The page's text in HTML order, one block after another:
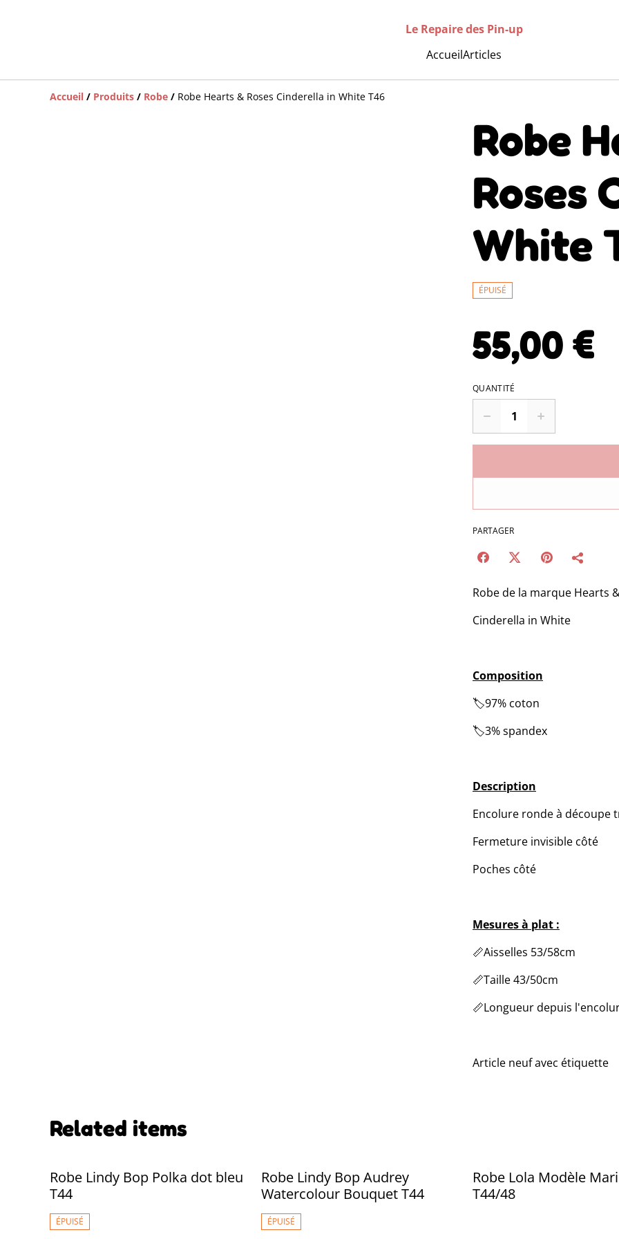
Le Repaire des Pin-up
AccueilArticles
Accueil / Produits / Robe / Robe Hearts & Roses Cinderella in White T46
Robe
Roses
White
ÉPUISÉ
55,00 €
QUANTITÉ
PARTAGER
Robe de la marque Hearts
Cinderella in White
Composition
🏷️97% coton
🏷️3% spandex
Description
Encolure ronde à découpe
Fermeture invisible côté
Poches côté
Mesures à plat :
📏Aisselles 53/58cm
📏Taille 43/50cm
📏Longueur depuis
Article neuf avec étiquette
Related items
Robe Lindy Bop Polka dot bleu
T44
ÉPUISÉ
Robe Lindy Bop Audrey
Watercolour Bouquet T44
ÉPUISÉ
Robe Lola Modèle
T44/48